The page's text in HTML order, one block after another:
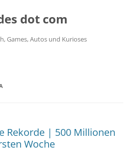
dot com
Games, Autos und Kurioses
Rekorde | 500 Millionen
Woche